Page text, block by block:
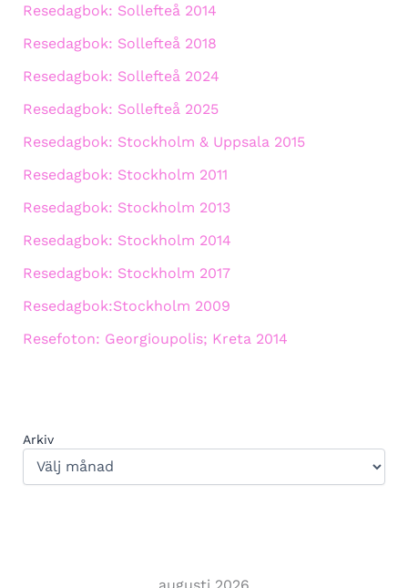
Resedagbok: Sollefteå 2014
Resedagbok: Sollefteå 2018
Resedagbok: Sollefteå 2024
Resedagbok: Sollefteå 2025
Resedagbok: Stockholm & Uppsala 2015
Resedagbok: Stockholm 2011
Resedagbok: Stockholm 2013
Resedagbok: Stockholm 2014
Resedagbok: Stockholm 2017
Resedagbok:Stockholm 2009
Resefoton: Georgioupolis; Kreta 2014
Arkiv
augusti 2026